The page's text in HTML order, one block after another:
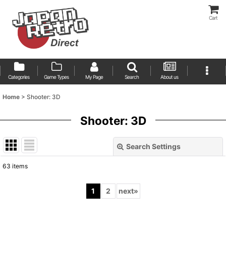
Cart
Categories Game Types My Page Search About us
Home > Shooter: 3D
Shooter: 3D
Search Settings
63 items
1 2 next»